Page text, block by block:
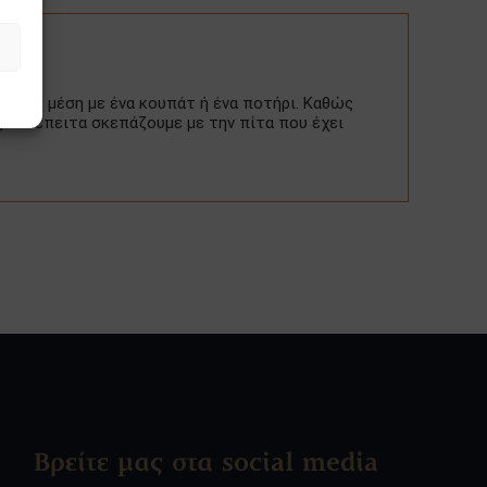
στη μέση με ένα κουπάτ ή ένα ποτήρι. Καθώς
έπειτα σκεπάζουμε με την πίτα που έχει
Βρείτε μας στα social media